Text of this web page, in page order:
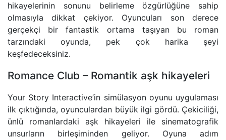
hikayelerinin sonunu belirleme özgürlüğüne sahip
olmasıyla dikkat çekiyor. Oyuncuları son derece
gerçekçi bir fantastik ortama taşıyan bu roman
tarzındaki oyunda, pek çok harika şeyi
keşfedeceksiniz.
Romance Club – Romantik aşk hikayeleri
Your Story Interactive’in simülasyon oyunu uygulaması
ilk çıktığında, oyunculardan büyük ilgi gördü. Çekiciliği,
ünlü romanlardaki aşk hikayeleri ile sinematografik
unsurların birleşiminden geliyor. Oyuna adım